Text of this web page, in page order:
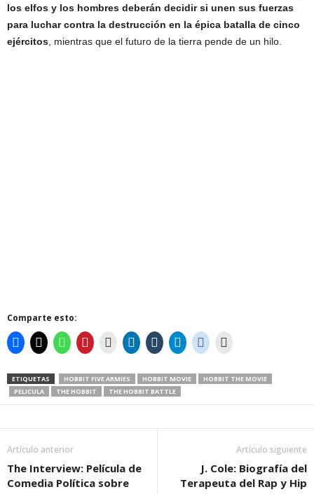
los elfos y los hombres deberán decidir si unen sus fuerzas
para luchar contra la destrucción en la épica batalla de cinco
ejércitos, mientras que el futuro de la tierra pende de un hilo.
Comparte esto:
ETIQUETAS HOBBIT FIVE ARMIES HOBBIT MOVIE
HOBBIT THE MOVIE
PELICULA
THE HOBBIT THE HOBBIT BATTLE
Artículo anterior
The Interview: Película de
Comedia Política sobre
Artículo siguiente
J. Cole: Biografía del
Terapeuta del Rap y Hip